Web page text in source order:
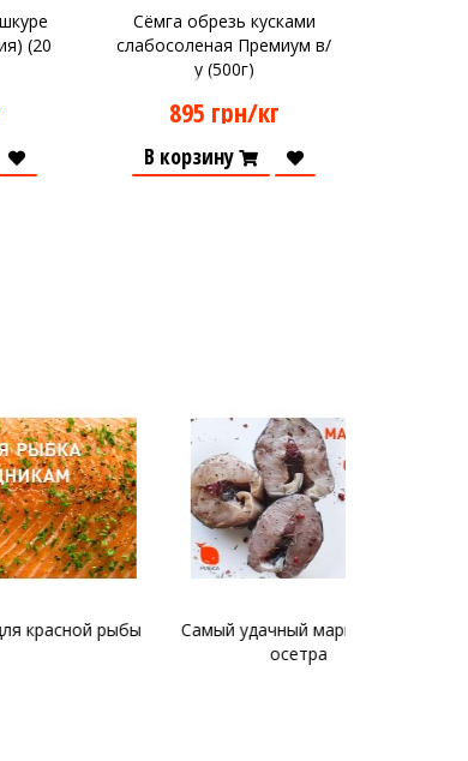
(20
Сёмга обрезь кусками
слабосоленая Премиум в/
у (500г)
895 грн/кг
В корзину
рыбы
Самый удачный маринад для